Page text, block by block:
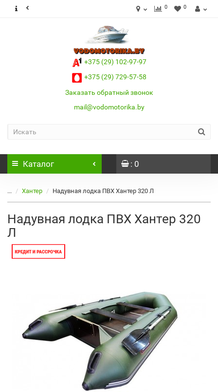
0 0
+375 (29) 102-97-97
+375 (29) 729-57-58
Заказать обратный звонок
mail@vodomotorika.by
Каталог : 0
... Хантер Надувная лодка ПВХ Хантер 320 Л
Надувная лодка ПВХ Хантер 320
Л